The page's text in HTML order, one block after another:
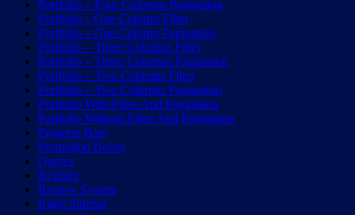
Portfolio – Four Columns Pagination
Portfolio – One Column Filter
Portfolio – One Column Pagination
Portfolio – Three Columns Filter
Portfolio – Three Columns Pagination
Portfolio – Two Columns Filter
Portfolio – Two Columns Pagination
Portfolio With Filter And Pagination
Portfolio Without Filter And Pagination
Progress Bars
Promotion Boxes
Quotes
Register
Review System
Right Sidebar